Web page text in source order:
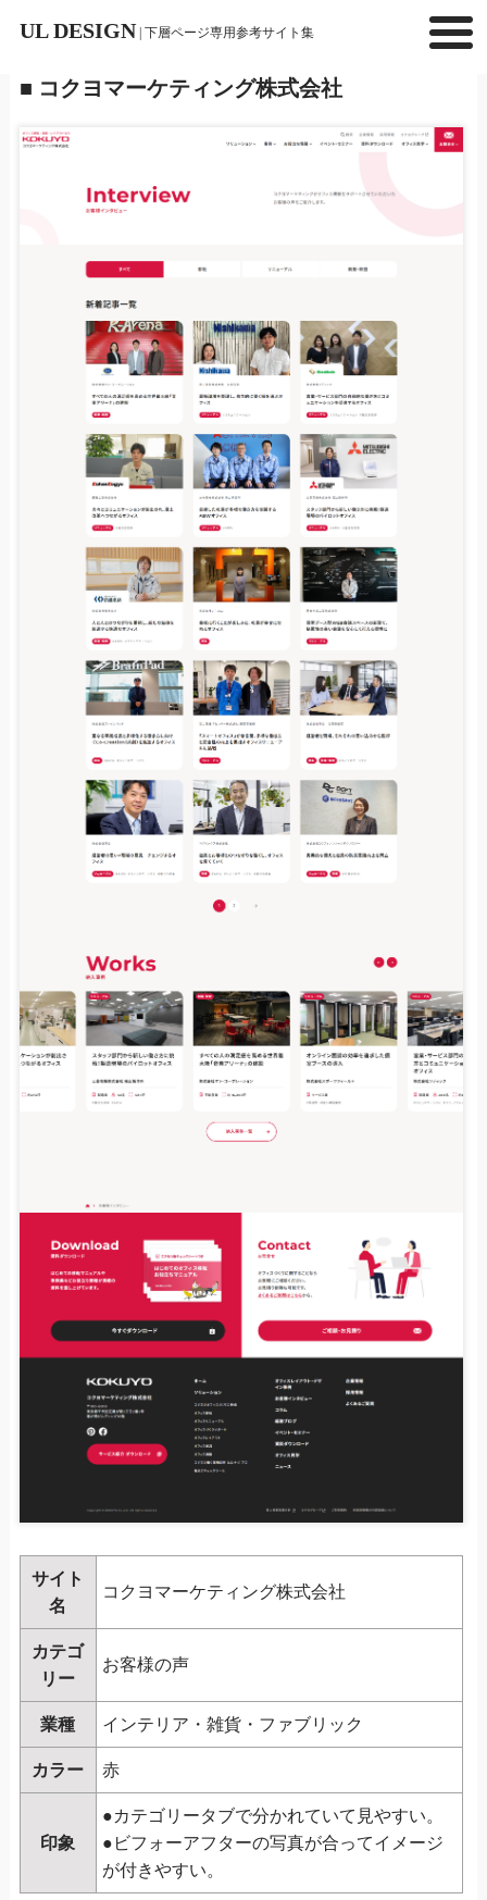
UL DESIGN | 下層ページ専用参考サイト集
■ コクヨマーケティング株式会社
サイト
名
コクヨマーケティング株式会社
カテゴ
リー
お客様の声
業種 インテリア・雑貨・ファブリック
カラー 赤
印象
●カテゴリータブで分かれていて見やすい。
●ビフォーアフターの写真が合ってイメージ
が付きやすい。